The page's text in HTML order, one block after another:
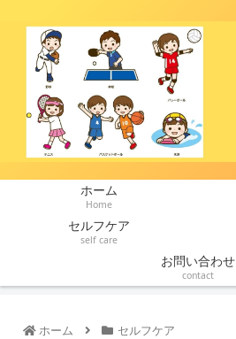
ホーム
Home
セルフケア
self care
お問い合わせ
contact
ホーム セルフケア